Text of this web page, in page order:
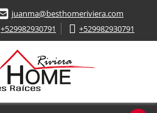
juanma@besthomeriviera.com
+529982930791
+529982930791